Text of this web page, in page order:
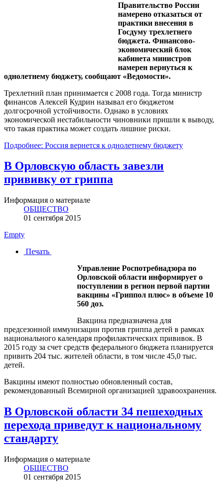
Правительство России
намерено отказаться от
практики внесения в
Госдуму трехлетнего
бюджета. Финансово-
экономический блок
кабинета министров
намерен вернуться к
однолетнему бюджету, сообщают «Ведомости».
Трехлетний план принимается с 2008 года. Тогда министр
финансов Алексей Кудрин называл его бюджетом
долгосрочной устойчивости. Однако в условиях
экономической нестабильности чиновники пришли к выводу,
что такая практика может создать лишние риски.
Подробнее: Россия вернется к однолетнему бюджету
В Орловскую область завезли
прививку от гриппа
Информация о материале
ОБЩЕСТВО
01 сентября 2015
Empty
Печать
Управление Роспотребнадзора по
Орловской области информирует о
поступлении в регион первой партии
вакцины «Гриппол плюс» в объеме 10
560 доз.
Вакцина предназначена для
предсезонной иммунизации против гриппа детей в рамках
национального календаря профилактических прививок. В
2015 году за счет средств федерального бюджета планируется
привить 204 тыс. жителей области, в том числе 45,0 тыс.
детей.
Вакцины имеют полностью обновленный состав,
рекомендованный Всемирной организацией здравоохранения.
В Орловской области 34 пешеходных
перехода приведут к национальному
стандарту
Информация о материале
ОБЩЕСТВО
01 сентября 2015